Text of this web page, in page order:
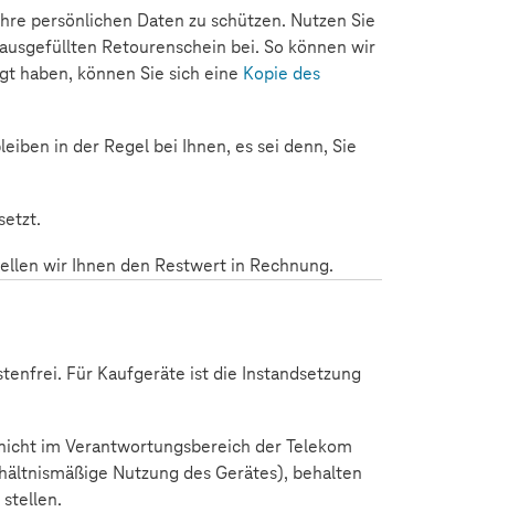
persönlichen Daten zu schützen. Nutzen Sie
Retourenschein bei. So können wir
haben, können Sie sich eine Kopie des
in der Regel bei Ihnen, es sei denn, Sie
wir Ihnen den Restwert in Rechnung.
Für Kaufgeräte ist die Instandsetzung
im Verantwortungsbereich der Telekom
Nutzung des Gerätes), behalten
stellen.